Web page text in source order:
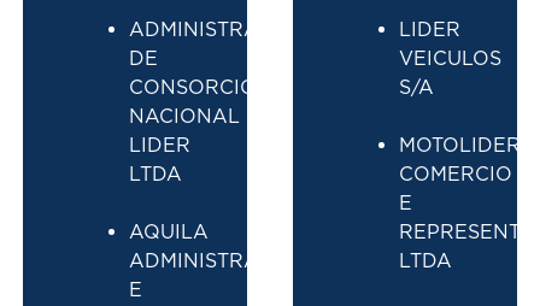
ADMINISTRADORA
DE
CONSORCIO
NACIONAL
LIDER
LTDA
AQUILA
ADMINISTRADORA
E
LIDER
VEICULOS
S/A
MOTOLIDER
COMERCIO
E
LTDA